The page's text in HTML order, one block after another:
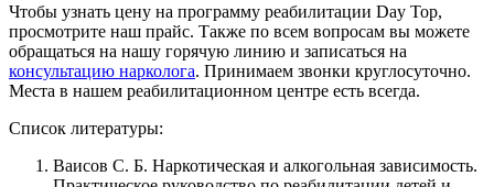
Чтобы узнать цену на программу реабилитации Day Top,
просмотрите наш прайс. Также по всем вопросам вы можете
обращаться на нашу горячую линию и записаться на
консультацию нарколога. Принимаем звонки круглосуточно.
Места в нашем реабилитационном центре есть всегда.
Список литературы:
Ваисов С. Б. Наркотическая и алкогольная зависимость.